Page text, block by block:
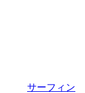
サーフィン